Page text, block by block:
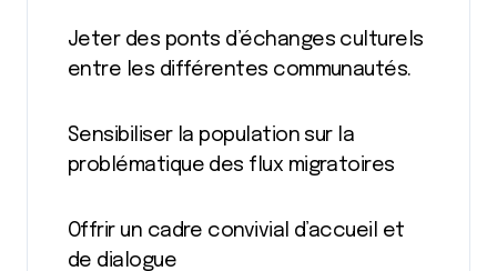
Jeter des ponts d’échanges culturels
entre les différentes communautés.
Sensibiliser la population sur la
problématique des flux migratoires
Offrir un cadre convivial d’accueil et
de dialogue